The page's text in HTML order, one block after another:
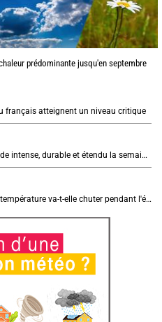
prédominante jusqu'en septembre
français atteignent un niveau critique
Cinquième canicule de l’été : un épisode intense, durable et étendu la semaine prochaine
Eclipse J-6 : de combien de degrés la température va-t-elle chuter pendant l'éclipse du 12 août ?